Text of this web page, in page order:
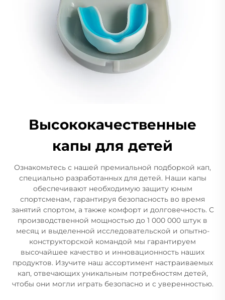
Высококачественные
капы для детей
Ознакомьтесь с нашей премиальной подборкой кап,
специально разработанных для детей. Наши капы
обеспечивают необходимую защиту юным
спортсменам, гарантируя безопасность во время
занятий спортом, а также комфорт и долговечность. С
производственной мощностью до 1 000 000 штук в
месяц и выделенной исследовательской и опытно-
конструкторской командой мы гарантируем
высочайшее качество и инновационность наших
продуктов. Изучите наш ассортимент настраиваемых
кап, отвечающих уникальным потребностям детей,
чтобы они могли играть безопасно и с уверенностью.